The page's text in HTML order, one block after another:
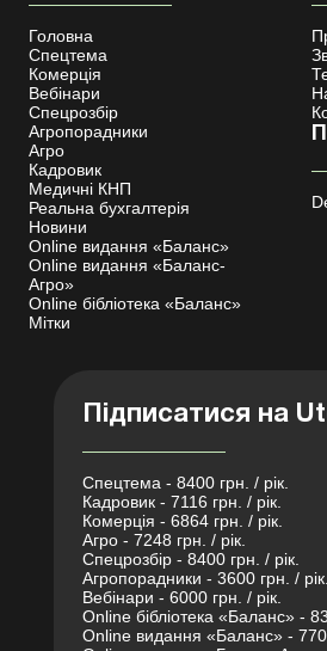
Головна
Спецтема
Комерція
Вебінари
Спецрозбір
Агропорадники
Агро
Кадровик
Медичні КНП
Реальна бухгалтерія
Новини
Online видання «Баланс»
Online видання «Баланс-
Агро»
Online бібліотека «Баланс»
Мітки
Підписатися на
Спецтема - 8400 грн. / рік.
Кадровик - 7116 грн. / рік.
Комерція - 6864 грн. / рік.
Агро - 7248 грн. / рік.
Спецрозбір - 8400 грн. / рік.
Агропорадники - 3600 грн. / рік.
Вебінари - 6000 грн. / рік.
Online бібліотека «Баланс» -
Online видання «Баланс» -